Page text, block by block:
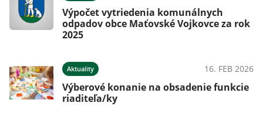
Výpočet vytriedenia komunálnych
odpadov obce Maťovské Vojkovce za rok
2025
Aktuality 16. FEB 2026
Výberové konanie na obsadenie funkcie
riaditeľa/ky